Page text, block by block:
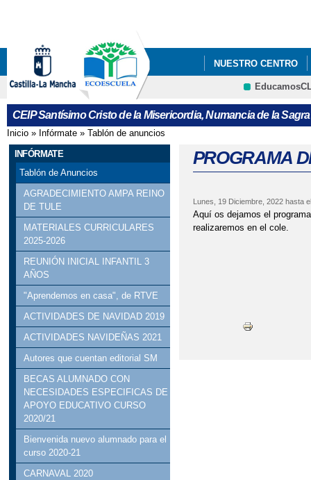
NUESTRO CENTRO
CURSO 2023-2024
LISTADO DE LIBROS
LISTADO LIBROS
MENÚS DICIEMBRE
CEIP Santísimo Cristo de la Misericordia, Numancia de la
Se encuentra usted aquí
Inicio » Infórmate » Tablón de anuncios
INFÓRMATE
Tablón de Anuncios
AGRADECIMIENTO AMPA REINO
DE TULE
MATERIALES CURRICULARES
2025-2026
REUNIÓN INICIAL INFANTIL 3
AÑOS
"Aprendemos en casa", de RTVE
ACTIVIDADES DE NAVIDAD 2019
ACTIVIDADES NAVIDEÑAS 2021
Autores que cuentan editorial SM
BECAS ALUMNADO CON
NECESIDADES ESPECIFICAS DE
APOYO EDUCATIVO CURSO
2020/21
Bienvenida nuevo alumnado para el
curso 2020-21
CARNAVAL 2020
PROGRAMA
Lunes, 19 Diciembre, 2022hasta
Aquí os dejamos el
realizaremos en el cole.